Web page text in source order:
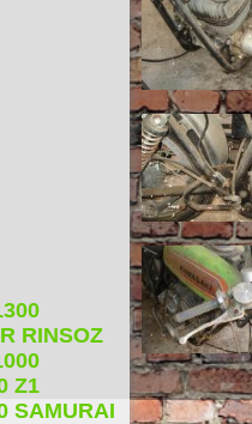
RINSOZ
Z1
SAMURAI